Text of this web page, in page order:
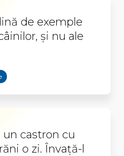
de exemple
și nu ale
castron cu
o zi. Învaţă-l